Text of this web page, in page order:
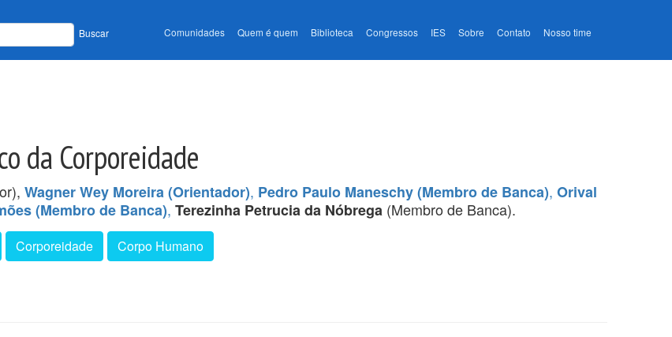
Buscar Comunidades Quem é quem Biblioteca Congressos IES Sobre Contato Nosso time
da Corporeidade
Wagner Wey Moreira (Orientador), Pedro Paulo Maneschy (Membro de Banca), Orival
(Membro de Banca), Terezinha Petrucia da Nóbrega (Membro de Banca).
Corporeidade Corpo Humano